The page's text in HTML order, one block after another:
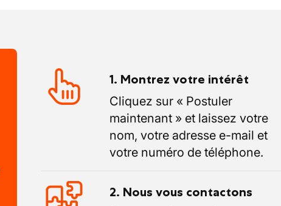
1. Montrez votre intérêt
Cliquez sur « Postuler
maintenant » et laissez votre
nom, votre adresse e-mail et
votre numéro de téléphone.
2. Nous vous contactons